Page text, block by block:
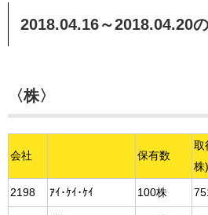
2018.04.16～2018.04.20
〈株〉
会社 保有数
取
株)
2198 ｱｲ･ｹｲ･ｹｲ 100株